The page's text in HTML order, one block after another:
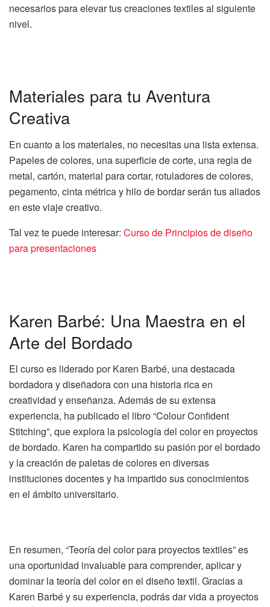
necesarios para elevar tus creaciones textiles al siguiente
nivel.
Materiales para tu Aventura
Creativa
En cuanto a los materiales, no necesitas una lista extensa.
Papeles de colores, una superficie de corte, una regla de
metal, cartón, material para cortar, rotuladores de colores,
pegamento, cinta métrica y hilo de bordar serán tus aliados
en este viaje creativo.
Tal vez te puede interesar: Curso de Principios de diseño
para presentaciones
Karen Barbé: Una Maestra en el
Arte del Bordado
El curso es liderado por Karen Barbé, una destacada
bordadora y diseñadora con una historia rica en
creatividad y enseñanza. Además de su extensa
experiencia, ha publicado el libro “Colour Confident
Stitching”, que explora la psicología del color en proyectos
de bordado. Karen ha compartido su pasión por el bordado
y la creación de paletas de colores en diversas
instituciones docentes y ha impartido sus conocimientos
en el ámbito universitario.
En resumen, “Teoría del color para proyectos textiles” es
una oportunidad invaluable para comprender, aplicar y
dominar la teoría del color en el diseño textil. Gracias a
Karen Barbé y su experiencia, podrás dar vida a proyectos